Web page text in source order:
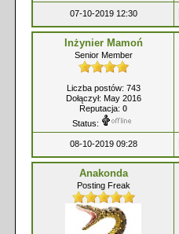
07-10-2019 12:30
Inżynier Mamoń
Senior Member
Liczba postów: 743
Dołączył: May 2016
Reputacja: 0
Status:
08-10-2019 09:28
Anakonda
Posting Freak